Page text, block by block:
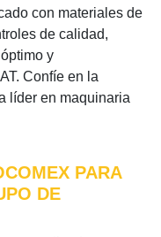
con materiales de
de calidad,
y
Confíe en la
líder en maquinaria
PARA
DE